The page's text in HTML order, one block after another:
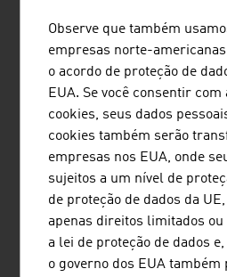
População
Sistema Político
Sistema Económico
Sistema Jurídico
Meios de Comunicação
Tráfego
Economia
Dados Económicos
Economia Nacional
Economia Externa
Observe que também
empresas norte-
o acordo de proteção de
EUA. Se você consentir
cookies, seus dados
cookies também serão
empresas nos EUA, onde
sujeitos a um nível de
de proteção de dados da
apenas direitos limitados
a lei de proteção de dados
o governo dos EUA também